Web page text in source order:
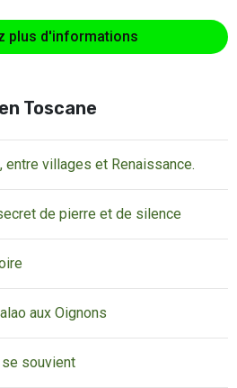
plus d'informations
Toscane
villages et Renaissance.
de pierre et de silence
aux Oignons
se souvient